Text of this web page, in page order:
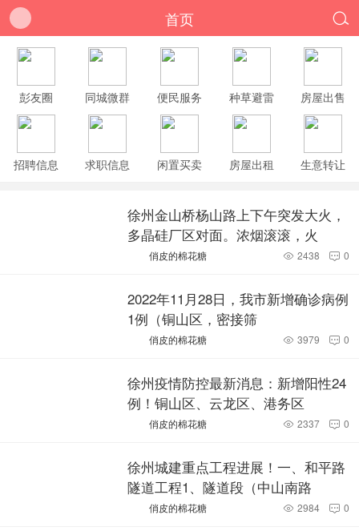
首页 
彭友圈 同城微群 便民服务 种草避雷 房屋出售
招聘信息 求职信息 闲置买卖 房屋出租 生意转让
徐州金山桥杨山路上下午突发大火，
多晶硅厂区对面。浓烟滚滚，火
俏皮的棉花糖  0
 2438
2022年11月28日，我市新增确诊病例
1例（铜山区，密接筛
俏皮的棉花糖  0
 3979
徐州疫情防控最新消息：新增阳性24
例！铜山区、云龙区、港务区
俏皮的棉花糖  0
 2337
徐州城建重点工程进展！一、和平路
隧道工程1、隧道段（中山南路
俏皮的棉花糖  0
 2984